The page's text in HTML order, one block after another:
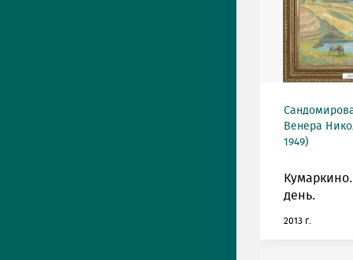
Венера
1949)
день.
2013 г.